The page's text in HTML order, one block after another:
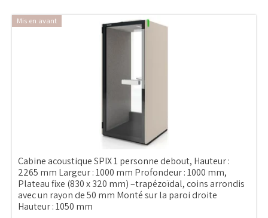
Mis en avant
Cabine acoustique SPIX 1 personne debout, Hauteur :
2265 mm Largeur : 1000 mm Profondeur : 1000 mm,
Plateau fixe (830 x 320 mm) –trapézoïdal, coins arrondis
avec un rayon de 50 mm Monté sur la paroi droite
Hauteur : 1050 mm